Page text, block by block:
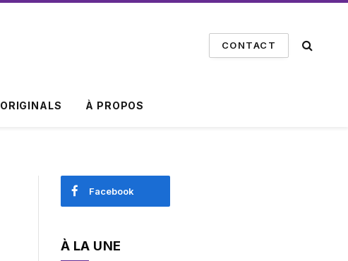
CONTACT
ORIGINALS À PROPOS
Facebook
À LA UNE